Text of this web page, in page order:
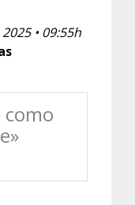
• 09:55h
como
»